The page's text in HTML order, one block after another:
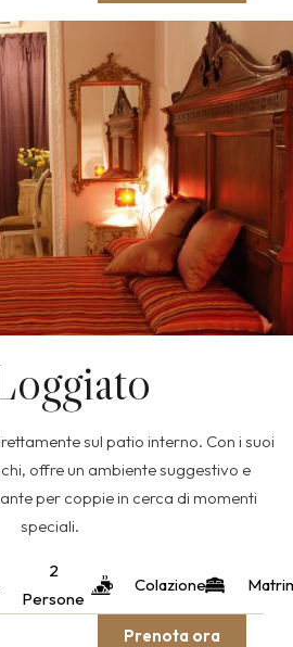
sul patio interno. Con i suoi
offre un ambiente suggestivo e
per coppie in cerca di momenti
speciali.
2
Persone
Colazione
Prenota ora